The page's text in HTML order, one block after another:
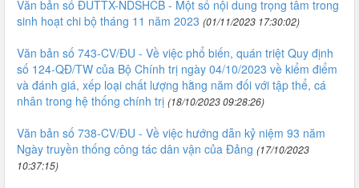
Văn bản số ĐUTTX-NDSHCB - Một số nội dung trọng tâm trong
sinh hoạt chi bộ tháng 11 năm 2023 (01/11/2023 17:30:02)
Văn bản số 743-CV/ĐU - Về việc phổ biến, quán triệt Quy định
số 124-QĐ/TW của Bộ Chính trị ngày 04/10/2023 về kiểm điểm
và đánh giá, xếp loại chất lượng hằng năm đối với tập thể, cá
nhân trong hệ thống chính trị (18/10/2023 09:28:26)
Văn bản số 738-CV/ĐU - Về việc hướng dẫn kỷ niệm 93 năm
Ngày truyền thống công tác dân vận của Đảng (17/10/2023
10:37:15)